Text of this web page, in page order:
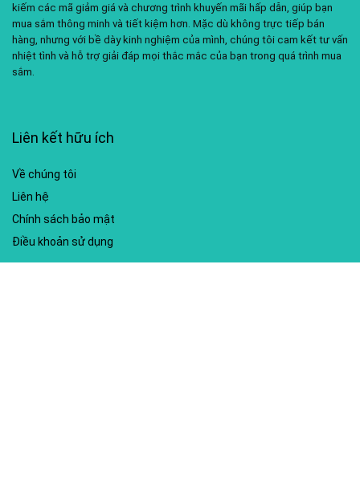
kiếm các mã giảm giá và chương trình khuyến mãi hấp dẫn, giúp bạn
mua sắm thông minh và tiết kiệm hơn. Mặc dù không trực tiếp bán
hàng, nhưng với bề dày kinh nghiệm của mình, chúng tôi cam kết tư vấn
nhiệt tình và hỗ trợ giải đáp mọi thắc mắc của bạn trong quá trình mua
sắm.
Liên kết hữu ích
Về chúng tôi
Liên hệ
Chính sách bảo mật
Điều khoản sử dụng